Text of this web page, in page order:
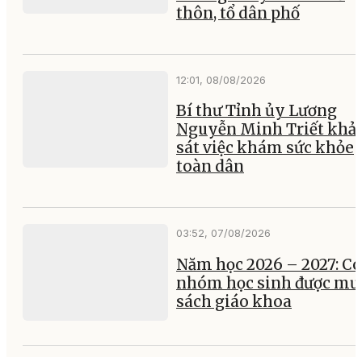
thôn, tổ dân phố
12:01, 08/08/2026
Bí thư Tỉnh ủy Lương
Nguyễn Minh Triết
sát việc khám sức khỏe
toàn dân
03:52, 07/08/2026
Năm học 2026 – 2027:
nhóm học sinh được
sách giáo khoa